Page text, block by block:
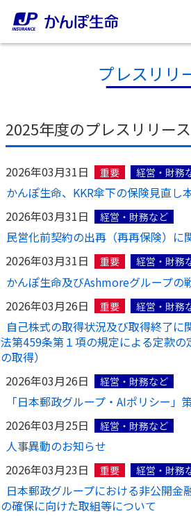
トップ
ご契約者さま
ご契約者さま
マイページログイ
入院保険金・手術保険金
お手続き一覧
きっかけ・できごとから探す
マイページでできること
保険をご検討中のお客さま
保険をご検討中のお客さま
終身保険
養老保険
定期保険
学資保険
長寿支援保険
お見積りシミュレーション
資料請求
【まずはご相談ください】企業
ちら
法人のお客さま向け商品一覧
目的から探す
お役立ち情報
かんぽ生命の団体取扱い
法人向け資料請求
お問い合わせ先
お役立ち情報
かんぽのLifeサポートナビ
保険
医療
お金
かんぽ生命について
かんぽ生命について
ご挨拶
経営理念・経営戦略
会社概要
よくあるご質問
お問い合わせ
サステナビリティ
株主・投資家のみなさまへ
プレスリリ
2025年度のプレスリリース
2026年03月31日 重要 経営・財務
かんぽ生命、KKR傘下の保険見直し
2026年03月31日
経営・財務など
民営化前契約の出再（再再保険）に
2026年03月31日
重要 経営・財務
かんぽ生命及びAshmoreグループの
2026年03月26日
重要 経営・財務
自己株式の取得状況及び取得終了に
法第459条第１項の規定による定款
の取得）
2026年03月26日
経営・財務など
「日本郵政グループ・AIポリシー」
2026年03月25日
経営・財務など
人事異動のお知らせ
2026年03月23日
重要 経営・財務
日本郵政グループにおける非公開金
の確保に向けた取組等について